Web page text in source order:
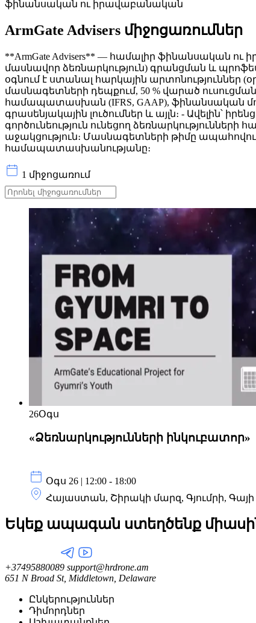
ֆինանսական ու իրավաբանական
ArmGate Advisers միջոցառումներ
**ArmGate Advisers** — համալիր ֆինանսական
մասնավոր ձեռնարկություն) գրանցման և
օգնում է ստանալ հարկային
մասնագետների դեպքում, 50 % վարած
համապատասխան (IFRS, GAAP), ֆինանսական
գրասենյակային լուծումներ և այլն։ - Ավելին՝
գործունեություն ունեցող
աջակցություն։ Մասնագետների թիմը
համապատասխանությանը։
1 միջոցառում
26Օգս
«Ձեռնարկությունների ինկուբատոր»
Օգս 26 | 12:00 - 18:00
Հայաստան, Շիրակի մարզ, Գյումրի, Գայի
Եկեք ապագան ստեղծենք
+37495880089 support@hrdrone.am
651 N Broad St, Middletown, Delaware
Ընկերություններ
Դիմորդներ